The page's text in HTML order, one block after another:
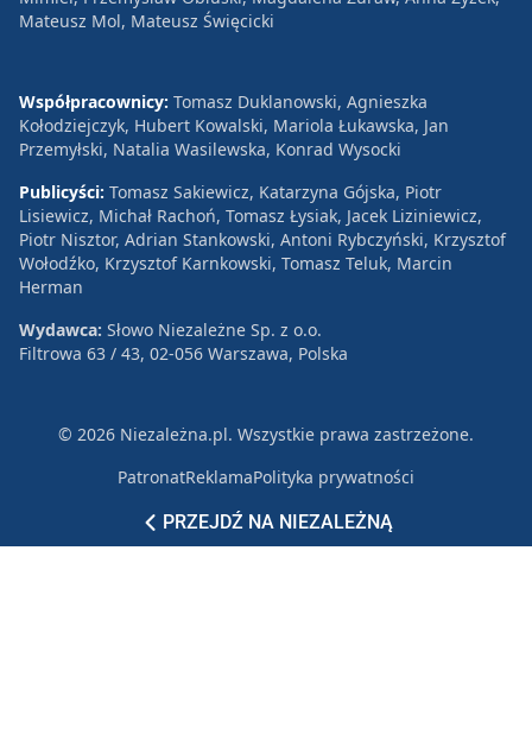
PRZEJDŹ NA NIEZALEŻNĄ
Mateusz Mol, Mateusz Święcicki
Współpracownicy: Tomasz Duklanowski, Agnieszka
Kołodziejczyk, Hubert Kowalski, Mariola Łukawska, Jan
Przemyłski, Natalia Wasilewska, Konrad Wysocki
Publicyści: Tomasz Sakiewicz, Katarzyna Gójska, Piotr
Lisiewicz, Michał Rachoń, Tomasz Łysiak, Jacek Liziniewicz,
Piotr Nisztor, Adrian Stankowski, Antoni Rybczyński, Krzysztof
Wołodźko, Krzysztof Karnkowski, Tomasz Teluk, Marcin
Herman
Wydawca: Słowo Niezależne Sp. z o.o.
Filtrowa 63 / 43, 02-056 Warszawa, Polska
© 2026 Niezależna.pl. Wszystkie prawa zastrzeżone.
PatronatReklamaPolityka prywatności